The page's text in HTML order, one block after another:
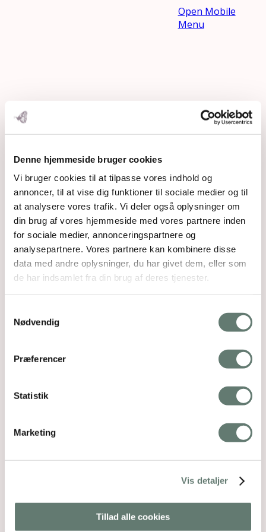
Denne hjemmeside bruger cookies
Vi bruger cookies til at tilpasse vores indhold og
annoncer, til at vise dig funktioner til sociale medier og til
at analysere vores trafik. Vi deler også oplysninger om
din brug af vores hjemmeside med vores partnere inden
for sociale medier, annonceringspartnere og
analysepartnere. Vores partnere kan kombinere disse
data med andre oplysninger, du har givet dem, eller som
de har indsamlet fra din brug af deres tjenester.
Nødvendig
Præferencer
Statistik
Marketing
Vis detaljer
Tillad alle cookies
Open Mobile
Menu
full (1280x665)| large (980x509)